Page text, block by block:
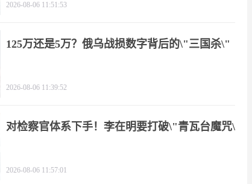
2026-08-06 11:51:53
125万还是5万？俄乌战损数字背后的\"三国杀\"
2026-08-06 11:39:52
对检察官体系下手！李在明要打破\"青瓦台魔咒\"
2026-08-06 11:57:01